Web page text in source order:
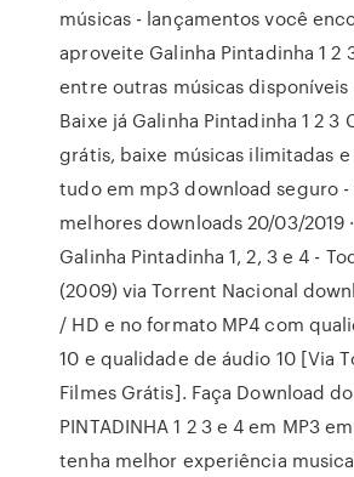
músicas - lançamentos você
aproveite Galinha Pintadinha 1 2
entre outras músicas
Baixe já Galinha Pintadinha 1 2 3
grátis, baixe músicas ilimitadas e
tudo em mp3 download seguro -
melhores downloads 20/03/2019
Galinha Pintadinha 1, 2, 3 e 4 -
(2009) via Torrent Nacional
/ HD e no formato MP4 com
10 e qualidade de áudio 10 [Via
Filmes Grátis]. Faça Download do
PINTADINHA 1 2 3 e 4 em MP3
tenha melhor experiência